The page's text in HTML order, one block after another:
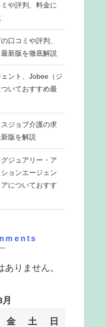
や評判、料金に
口コミや評判、
新版を徹底解説
ント、Jobee（ジ
いておすすめ最
ジョブ介護の求
版を解説
ジュアリー・ア
ョンエージェン
についておすす
りません。
金 土 日